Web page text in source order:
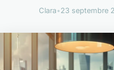
Clara•23 septembre